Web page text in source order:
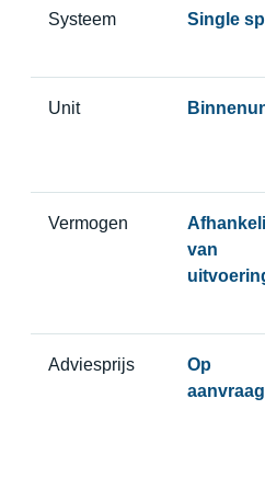
Systeem Single
Unit
Vermogen
van
Adviesprijs
Op
aanvraag